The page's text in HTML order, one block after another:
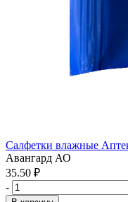
Салфетки влажные
Авангард АО
35.50 ₽
-